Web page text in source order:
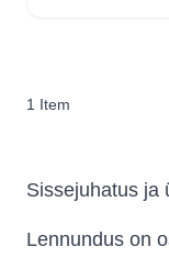
1 Item
Sissejuhatus ja
Lennundus on